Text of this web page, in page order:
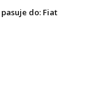
do: Fiat